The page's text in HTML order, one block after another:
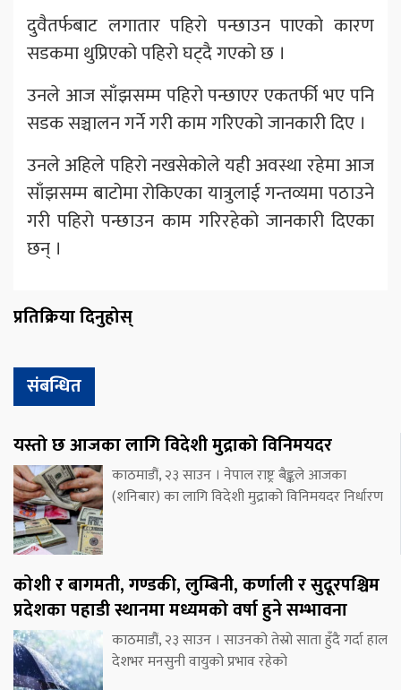
दुवैतर्फबाट लगातार पहिरो पन्छाउन पाएको कारण
सडकमा थुप्रिएको पहिरो घट्दै गएको छ ।
उनले आज साँझसम्म पहिरो पन्छाएर एकतर्फी भए पनि
सडक सञ्चालन गर्ने गरी काम गरिएको जानकारी दिए ।
उनले अहिले पहिरो नखसेकोले यही अवस्था रहेमा आज
साँझसम्म बाटोमा रोकिएका यात्रुलाई गन्तव्यमा पठाउने
गरी पहिरो पन्छाउन काम गरिरहेको जानकारी दिएका
छन् ।
प्रतिक्रिया दिनुहोस्
संबन्धित
यस्तो छ आजका लागि विदेशी मुद्राको विनिमयदर
काठमाडौं, २३ साउन । नेपाल राष्ट्र बैङ्कले आजका
(शनिबार) का लागि विदेशी मुद्राको विनिमयदर निर्धारण
कोशी र बागमती, गण्डकी, लुम्बिनी, कर्णाली र सुदूरपश्चिम
प्रदेशका पहाडी स्थानमा मध्यमको वर्षा हुने सम्भावना
काठमाडौं, २३ साउन । साउनको तेस्रो साता हुँदै गर्दा हाल
देशभर मनसुनी वायुको प्रभाव रहेको